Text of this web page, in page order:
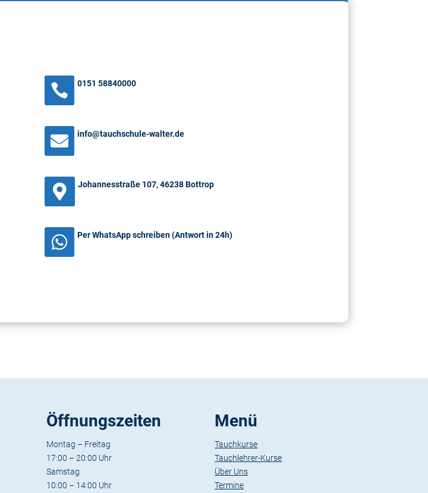
 0151 58840000
 info@tauchschule-walter.de
 Johannesstraße 107, 46238 Bottrop
 Per WhatsApp schreiben (Antwort in 24h)
Öffnungszeiten
Montag – Freitag
17:00 – 20:00 Uhr
Samstag
10:00 – 14:00 Uhr
Menü
Tauchkurse
Tauchlehrer-Kurse
Über Uns
Termine